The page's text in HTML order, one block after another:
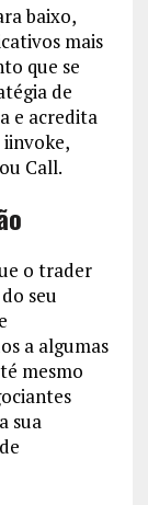
baixo,
mais
que se
de
e acredita
Call.
o trader
seu
a algumas
mesmo
sua